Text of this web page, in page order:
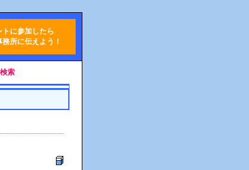
トに参加したら
所に伝えよう！
索